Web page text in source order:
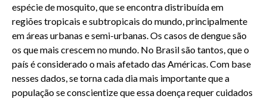
espécie de mosquito, que se encontra distribuída em
regiões tropicais e subtropicais do mundo, principalmente
em áreas urbanas e semi-urbanas. Os casos de dengue são
os que mais crescem no mundo. No Brasil são tantos, que o
país é considerado o mais afetado das Américas. Com base
nesses dados, se torna cada dia mais importante que a
população se conscientize que essa doença requer cuidados